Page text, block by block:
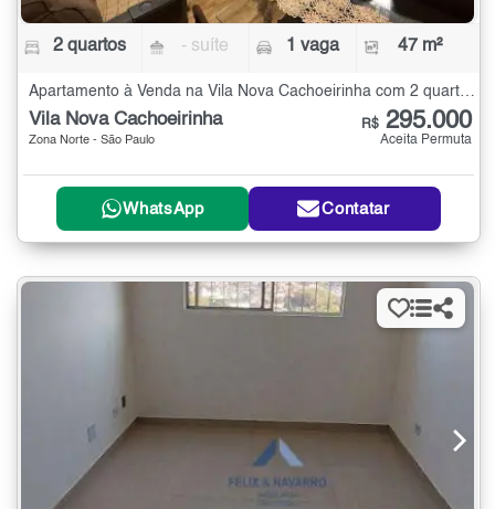
2 quartos - suíte 1 vaga 47 m²
Apartamento à Venda na Vila Nova Cachoeirinha com 2 quartos - 47 m²
Vila Nova Cachoeirinha
Zona Norte - São Paulo
R$ 295.000
Aceita Permuta
WhatsApp Contatar